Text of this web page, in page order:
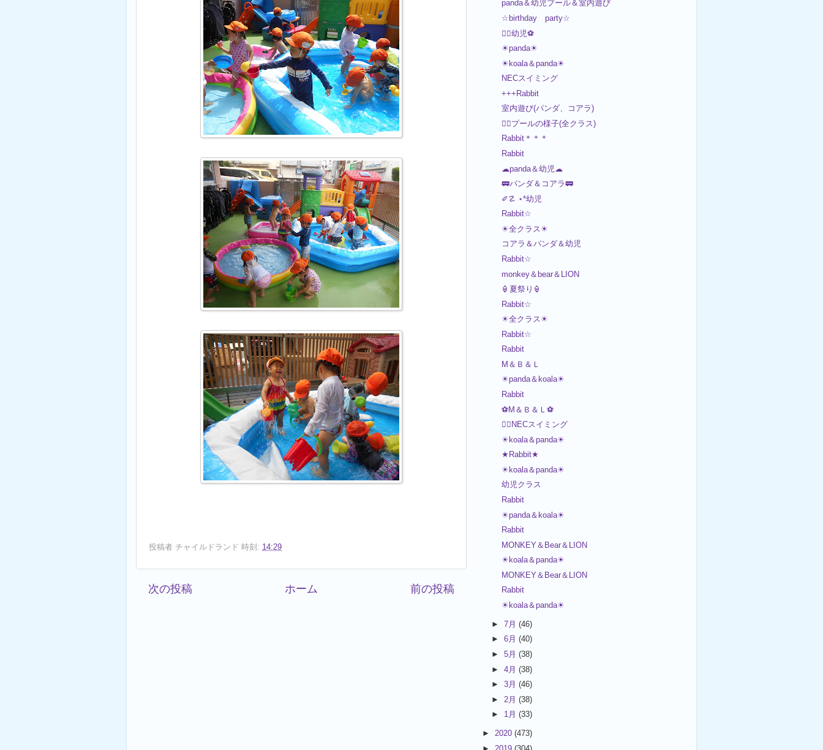
投稿者 チャイルドランド 時刻: 14:29
次の投稿 前の投稿
ホーム
panda＆幼児プール＆室内遊び
☆birthday party☆
🏊‍♂️幼児⚽
☀panda☀
☀koala＆panda☀
NECスイミング
+++Rabbit
室内遊び(パンダ、コアラ)
🏊‍♂️プールの様子(全クラス)
Rabbit＊＊＊
Rabbit
☁panda＆幼児☁
🚃パンダ＆コアラ🚃
✐☡ ⋆*幼児
Rabbit☆
☀全クラス☀
コアラ＆パンダ＆幼児
Rabbit☆
monkey＆bear＆LION
🏮夏祭り🏮
Rabbit☆
☀全クラス☀
Rabbit☆
Rabbit
M＆Ｂ＆Ｌ
☀panda＆koala☀
Rabbit
⚽M＆Ｂ＆Ｌ⚽
🏊‍♂️NECスイミング
☀koala＆panda☀
★Rabbit★
☀koala＆panda☀
幼児クラス
Rabbit
☀panda＆koala☀
Rabbit
MONKEY＆Bear＆LION
☀koala＆panda☀
MONKEY＆Bear＆LION
Rabbit
☀koala＆panda☀
►7月(46)
►6月(40)
►5月(38)
►4月(38)
►3月(46)
► 2月(38)
► 1月(33)
► 2020 (473)